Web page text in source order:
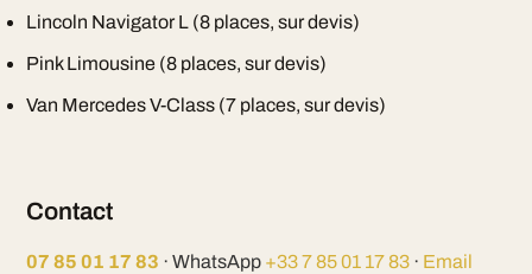
Lincoln Navigator L (8 places, sur devis)
Pink Limousine (8 places, sur devis)
Van Mercedes V-Class (7 places, sur devis)
Contact
07 85 01 17 83 · WhatsApp +33 7 85 01 17 83· Email